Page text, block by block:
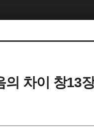
의 차이 창13